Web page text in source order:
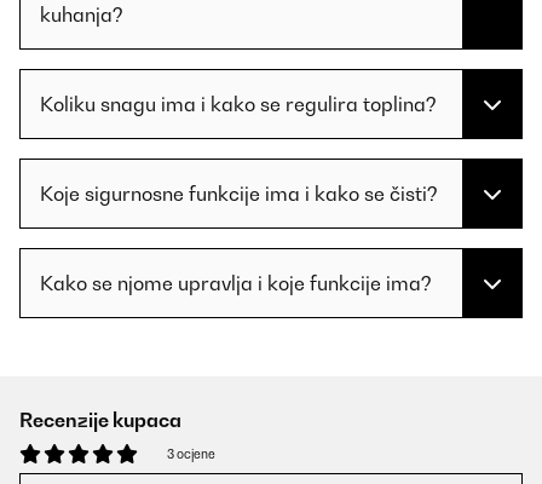
kuhanja?
Koliku snagu ima i kako se regulira toplina?
Koje sigurnosne funkcije ima i kako se čisti?
Kako se njome upravlja i koje funkcije ima?
Recenzije kupaca
3 ocjene